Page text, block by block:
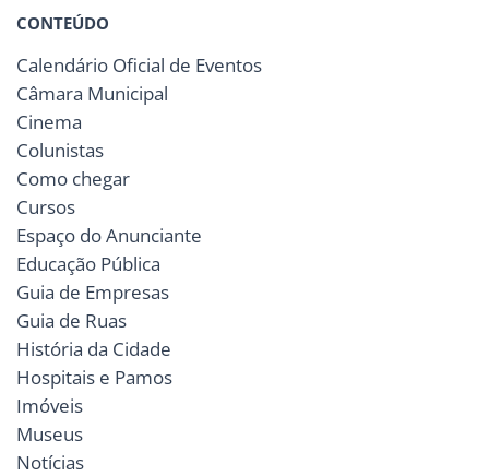
CONTEÚDO
Calendário Oficial de Eventos
Câmara Municipal
Cinema
Colunistas
Como chegar
Cursos
Espaço do Anunciante
Educação Pública
Guia de Empresas
Guia de Ruas
História da Cidade
Hospitais e Pamos
Imóveis
Museus
Notícias